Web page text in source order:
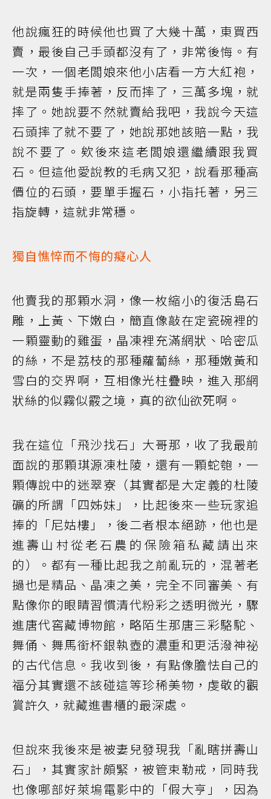
他說瘋狂的時候他也買了大幾十萬，東買西
賣，最後自己手頭都沒有了，非常後悔。有
一次，一個老闆娘來他小店看一方大紅袍，
就是兩隻手捧著，反而摔了，三萬多塊，就
摔了。她說要不然就賣給我吧，我說今天這
石頭摔了就不要了，她說那她該賠一點，我
說不要了。欸後來這老闆娘還繼續跟我買
石。但這他愛說教的毛病又犯，說看那種高
價位的石頭，要單手握石，小指托著，另三
指旋轉，這就非常穩。
獨自憔悴而不悔的癡心人
他賣我的那顆水洞，像一枚縮小的復活島石
雕，上黃、下嫩白，簡直像敲在定瓷碗裡的
一顆靈動的雞蛋，晶凍裡充滿網狀、哈密瓜
的絲，不是荔枝的那種蘿蔔絲，那種嫩黃和
雪白的交界啊，互相像光柱疊映，進入那網
狀絲的似霧似霰之境，真的欲仙欲死啊。
我在這位「飛沙找石」大哥那，收了我最前
面說的那顆琪源凍杜陵，還有一顆蛇匏，一
顆傳說中的迷翠寮（其實都是大定義的杜陵
礦的所謂「四姊妹」，比起後來一些玩家追
捧的「尼姑樓」，後二者根本絕跡，他也是
進壽山村從老石農的保險箱私藏請出來
的）。都有一種比起我之前亂玩的，混著老
撾也是精品、晶凍之美，完全不同審美、有
點像你的眼睛習慣清代粉彩之透明微光，驟
進唐代窖藏博物館，略陌生那唐三彩駱駝、
舞俑、舞馬銜杯銀執壺的濃重和更活潑神祕
的古代信息。我收到後，有點像膽怯自己的
福分其實還不該碰這等珍稀美物，虔敬的觀
賞許久，就藏進書櫃的最深處。
但說來我後來是被妻兒發現我「亂瞎拼壽山
石」，其實家計頗緊，被管束勒戒，同時我
也像哪部好萊塢電影中的「假大亨」，因為